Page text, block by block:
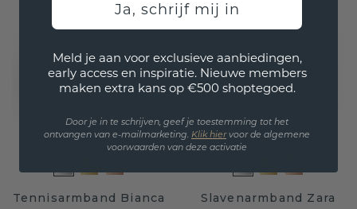
Tennisarmband Bianca
Slavenarmband Zara
Ja, schrijf mij in
Meld je aan voor exclusieve aanbiedingen,
early access en inspiratie. Nieuwe members
maken extra kans op €500 shoptegoed.
Door je in te schrijven, geef je toestemming tot het
ontvangen van e-mailmarketing. Klik hiervoor de algemene
voorwaarden van deze activatie